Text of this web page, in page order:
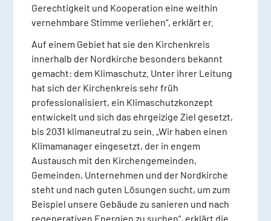
Gerechtigkeit und Kooperation eine weithin
vernehmbare Stimme verliehen“, erklärt er.
Auf einem Gebiet hat sie den Kirchenkreis
innerhalb der Nordkirche besonders bekannt
gemacht: dem Klimaschutz. Unter ihrer Leitung
hat sich der Kirchenkreis sehr früh
professionalisiert, ein Klimaschutzkonzept
entwickelt und sich das ehrgeizige Ziel gesetzt,
bis 2031 klimaneutral zu sein. „Wir haben einen
Klimamanager eingesetzt, der in engem
Austausch mit den Kirchengemeinden,
Gemeinden, Unternehmen und der Nordkirche
steht und nach guten Lösungen sucht, um zum
Beispiel unsere Gebäude zu sanieren und nach
regenerativen Energien zu suchen“, erklärt die